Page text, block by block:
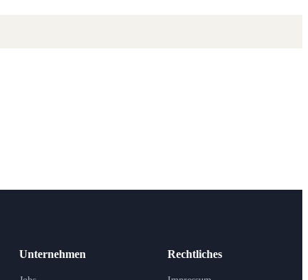
Unternehmen Rechtliches